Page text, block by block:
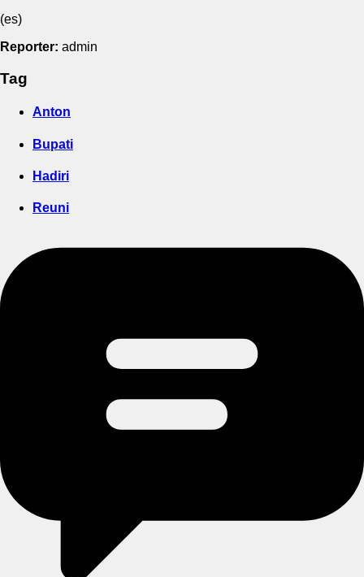
(es)
Reporter: admin
Tag
Anton
Bupati
Hadiri
Reuni